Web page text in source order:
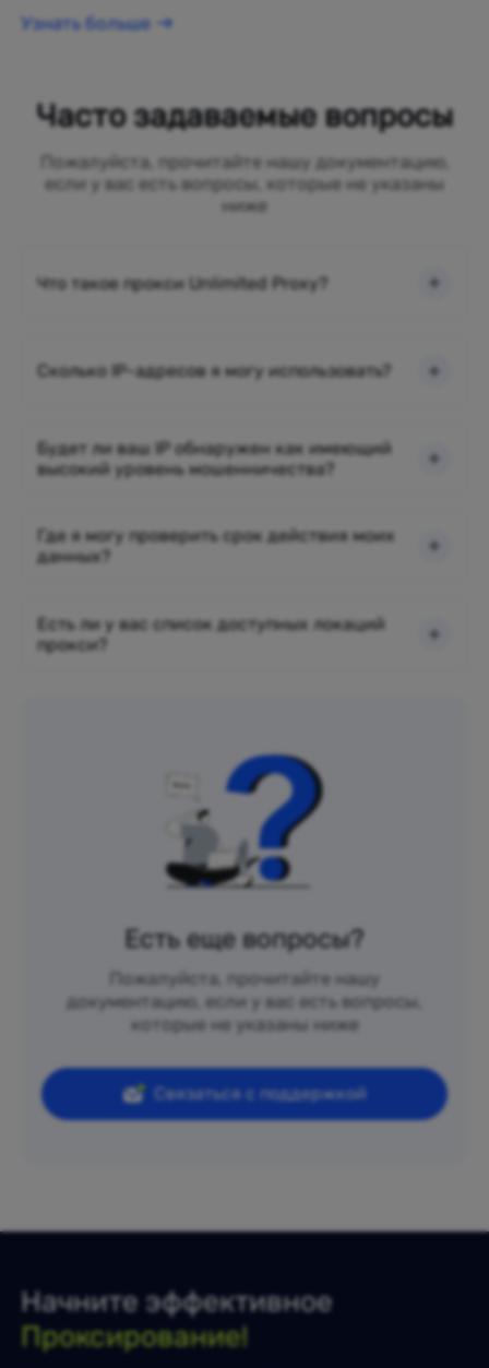
Узнать больше
Часто задаваемые вопросы
Пожалуйста, прочитайте нашу документацию,
если у вас есть вопросы, которые не указаны
ниже
Что такое прокси Unlimited Proxy?
Сколько IP-адресов я могу использовать?
Будет ли ваш IP обнаружен как имеющий
высокий уровень мошенничества?
Где я могу проверить срок действия моих
данных?
Есть ли у вас список доступных локаций
прокси?
Есть еще вопросы?
Пожалуйста, прочитайте нашу
документацию, если у вас есть вопросы,
которые не указаны ниже
Связаться с поддержкой
Начните эффективное
Проксирование!